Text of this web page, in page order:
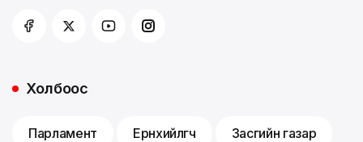
Холбоос
Парламент Ерөнхийлөгч Засгийн газар